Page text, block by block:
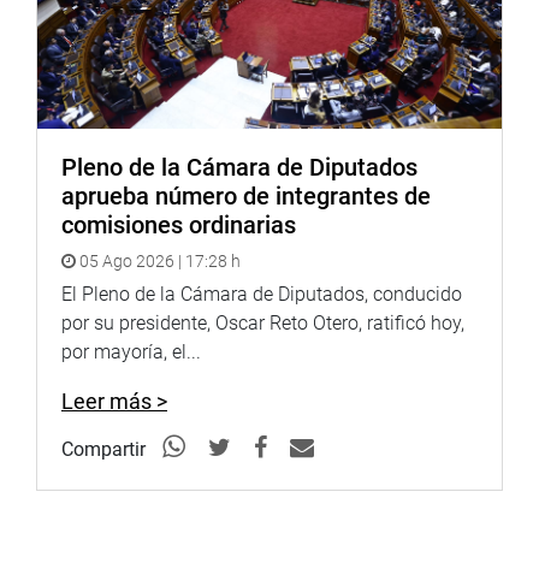
Pleno de la Cámara de Diputados
aprueba número de integrantes de
comisiones ordinarias
05 Ago 2026 | 17:28 h
El Pleno de la Cámara de Diputados, conducido
por su presidente, Oscar Reto Otero, ratificó hoy,
por mayoría, el...
Leer más >
Compartir